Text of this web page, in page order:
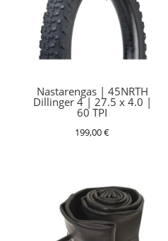
Nastarengas | 45NRTH
Dillinger 4 | 27.5 x 4.0 |
60 TPI
199,00€